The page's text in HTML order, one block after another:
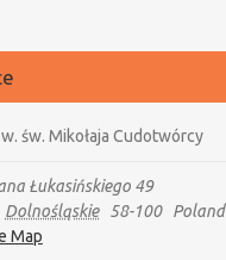
św. Mikołaja Cudotwórcy
Łukasińskiego 49
Dolnośląskie 58-100
Poland
Map